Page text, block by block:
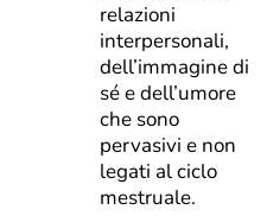
relazioni
interpersonali,
dell’immagine di
sé e dell’umore
che sono
pervasivi e non
legati al ciclo
mestruale.